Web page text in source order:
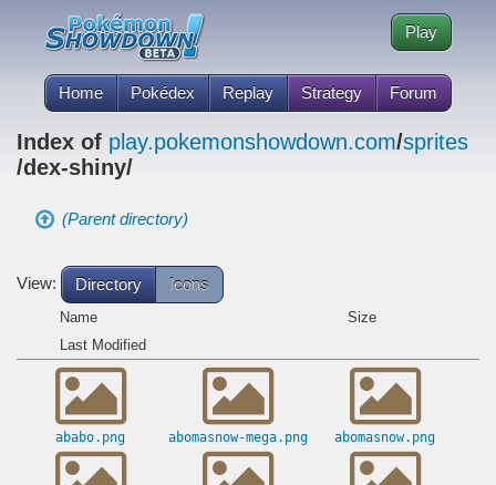
Home Pokédex Replay Strategy Forum
Play
Index of play.pokemonshowdown.com/sprites
/dex-shiny/
(Parent directory)
View: Directory Icons
Name
Size
Last Modified
ababo.png abomasnow-mega.png abomasnow.png